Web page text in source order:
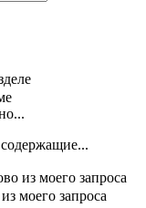
содержащие...
из моего запроса
моего запроса